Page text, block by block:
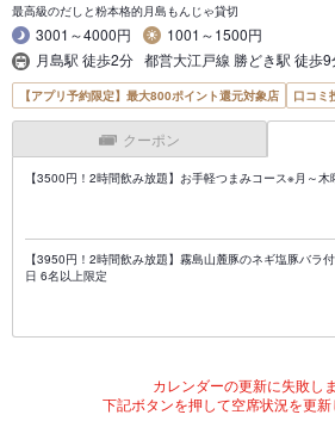
最高級のだしと粉本格的月島もんじゃ貸切
3001～4000円
1001～1500円
月島駅 徒歩2分 都営大江戸線 勝どき駅 徒歩9
【アプリ予約限定】最大800ポイント還元対象店 口コミ
クーポン
【3500円！2時間飲み放題】お手軽つまみコース※月～
【3950円！2時間飲み放題】霧島山麓豚のネギ塩豚バラ
日 6名以上限定
カレンダーの更新に失敗しま
下記ボタンを押して空席状況を更新